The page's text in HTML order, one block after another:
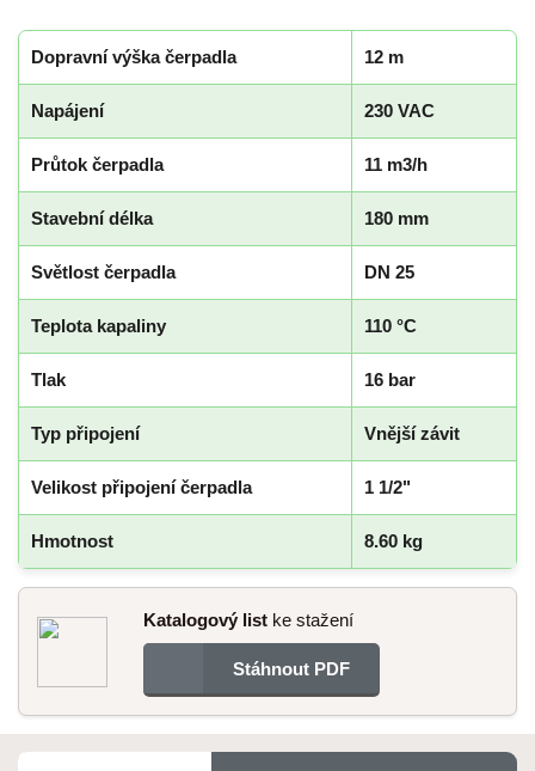
Dopravní výška čerpadla 12 m
Napájení 230 VAC
Průtok čerpadla 11 m3/h
Stavební délka 180 mm
Světlost čerpadla DN 25
Teplota kapaliny 110 °C
Tlak 16 bar
Typ připojení Vnější závit
Velikost připojení čerpadla 1 1/2"
Hmotnost 8.60 kg
Katalogový list ke stažení
Stáhnout PDF